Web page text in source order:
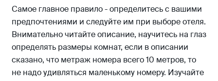
Самое главное правило - определитесь с вашими
предпочтениями и следуйте им при выборе отеля.
Внимательно читайте описание, научитесь на глаз
определять размеры комнат, если в описании
сказано, что метраж номера всего 10 метров, то
не надо удивляться маленькому номеру. Изучайте